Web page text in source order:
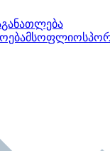
განათლება
მსოფლიო